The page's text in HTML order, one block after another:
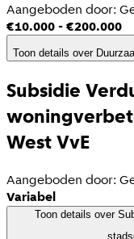
Aangeboden door:
€10.000 - €200.000
Toon details over
Subsidie
West VvE
Aangeboden door:
Variabel
Toon details over